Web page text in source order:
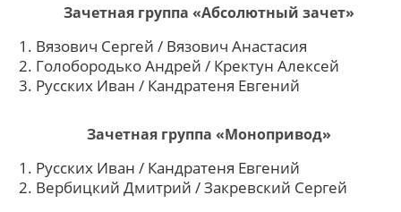
Зачетная группа «Абсолютный зачет»
Вязович Сергей / Вязович Анастасия
Голобородько Андрей / Кректун Алексей
Русских Иван / Кандратеня Евгений
Зачетная группа «Монопривод»
Русских Иван / Кандратеня Евгений
Вербицкий Дмитрий / Закревский Сергей